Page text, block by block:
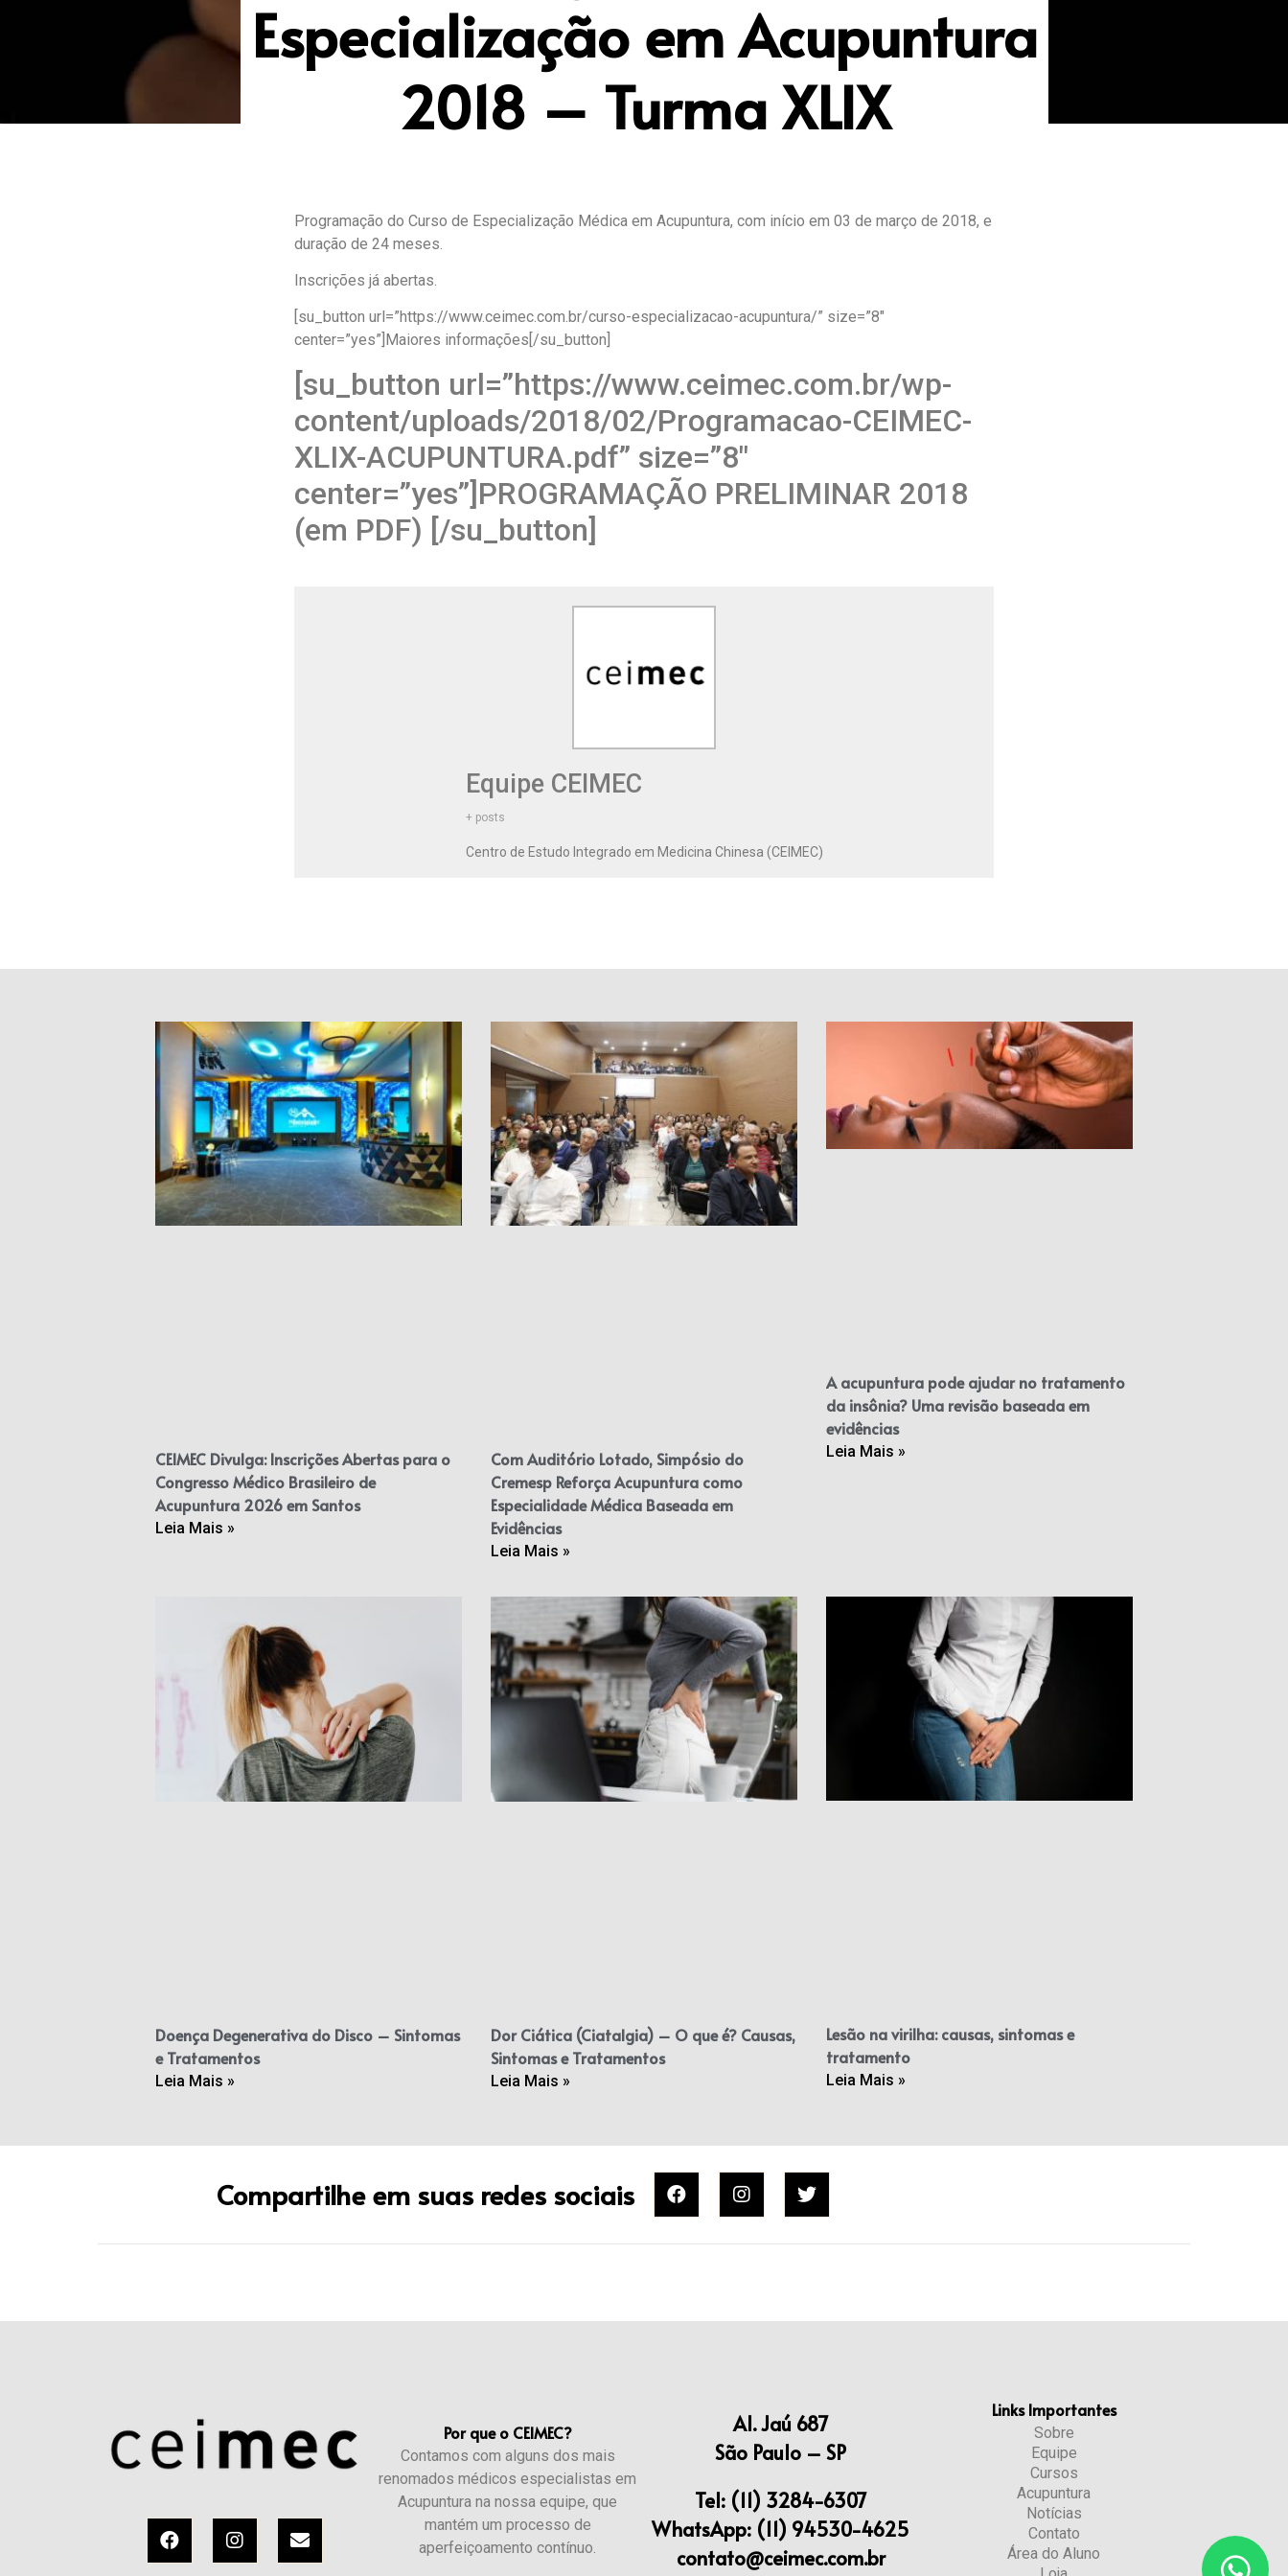
Especialização em Acupuntura
2018 – Turma XLIX
Programação do Curso de Especialização Médica em Acupuntura, com início em 03 de março de 2018, e
duração de 24 meses.
Inscrições já abertas.
[su_button url=”https://www.ceimec.com.br/curso-especializacao-acupuntura/” size=”8″
center=”yes”]Maiores informações[/su_button]
[su_button url=”https://www.ceimec.com.br/wp-
content/uploads/2018/02/Programacao-CEIMEC-
XLIX-ACUPUNTURA.pdf” size=”8″
center=”yes”]PROGRAMAÇÃO PRELIMINAR 2018
(em PDF) [/su_button]
Equipe CEIMEC
+ posts
Centro de Estudo Integrado em Medicina Chinesa (CEIMEC)
CEIMEC Divulga: Inscrições Abertas para o
Congresso Médico Brasileiro de
Acupuntura 2026 em Santos
Leia Mais »
Com Auditório Lotado, Simpósio do
Cremesp Reforça Acupuntura como
Especialidade Médica Baseada em
Evidências
Leia Mais »
A acupuntura pode ajudar no tratamento
da insônia? Uma revisão baseada em
evidências
Leia Mais »
Doença Degenerativa do Disco – Sintomas
e Tratamentos
Leia Mais »
Dor Ciática (Ciatalgia) – O que é? Causas,
Sintomas e Tratamentos
Leia Mais »
Lesão na virilha: causas, sintomas e
tratamento
Leia Mais »
Compartilhe em suas redes sociais
Por que o CEIMEC?
Contamos com alguns dos mais
renomados médicos especialistas em
Acupuntura na nossa equipe, que
mantém um processo de
aperfeiçoamento contínuo.​
Al. Jaú 687
São Paulo – SP
Tel: (11) 3284-6307
WhatsApp: (11) 94530-4625
contato@ceimec.com.br
Links Importantes
Sobre
Equipe
Cursos
Acupuntura
Notícias
Contato
Área do Aluno